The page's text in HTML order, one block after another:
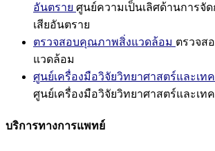
อันตราย ศูนย์ความเป็นเลิศด้านการจั
เสียอันตราย
ตรวจสอบคุณภาพสิ่งแวดล้อม ตรวจส
แวดล้อม
ศูนย์เครื่องมือวิจัยวิทยาศาสตร์และเท
ศูนย์เครื่องมือวิจัยวิทยาศาสตร์และเท
บริการทางการแพทย์